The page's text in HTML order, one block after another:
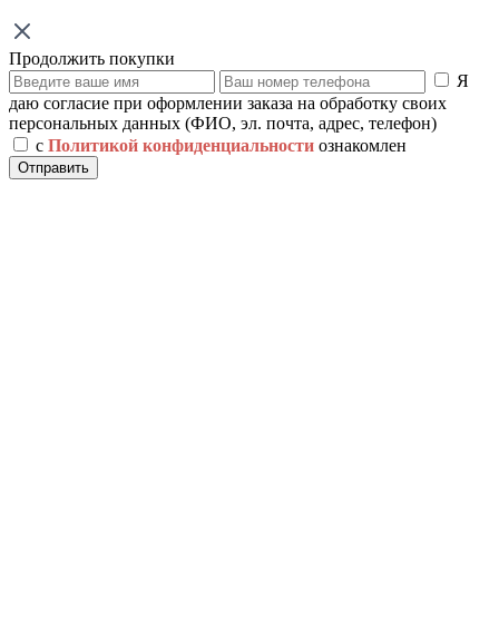
Продолжить покупки
Я
даю согласие при оформлении заказа на обработку своих
персональных данных (ФИО, эл. почта, адрес, телефон)
с Политикой конфиденциальности ознакомлен